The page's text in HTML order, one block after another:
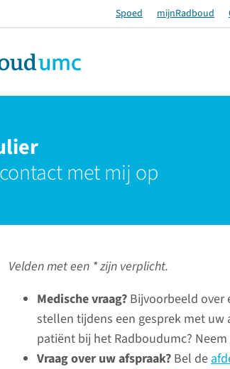
Spoed mijnRadboud
met mij op
Velden met een * zijn verplicht.
Medische vraag? Bijvoorbeeld over
stellen tijdens een gesprek met uw
patiënt bij het Radboudumc?
Vraag over uw afspraak? Bel de